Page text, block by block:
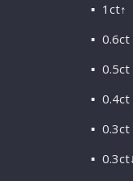
1ct↑
0.5ct
0.4ct
0.3ct